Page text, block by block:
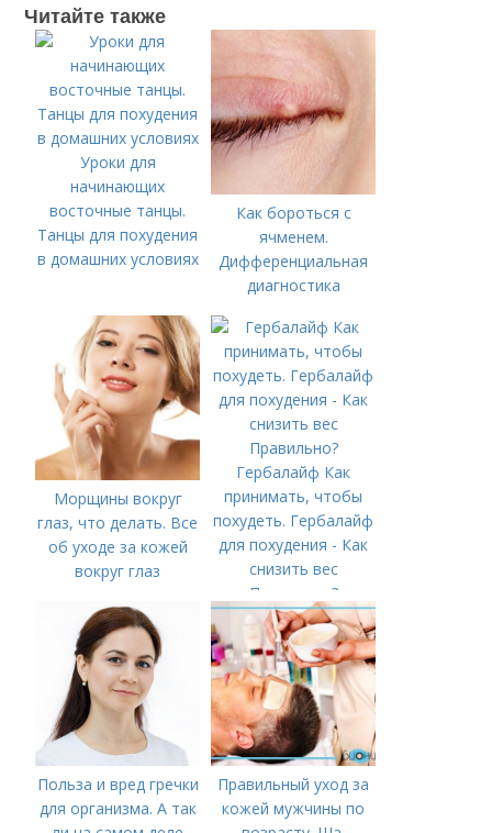
Читайте также
Уроки для
начинающих
восточные танцы.
Танцы для похудения
в домашних условиях
Как бороться с
ячменем.
Дифференциальная
диагностика
Морщины вокруг
глаз, что делать. Все
об уходе за кожей
вокруг глаз
Гербалайф Как
принимать, чтобы
похудеть. Гербалайф
для похудения - Как
снизить вес
Правильно?
Польза и вред гречки
для организма. А так
Правильный уход за
кожей мужчины по